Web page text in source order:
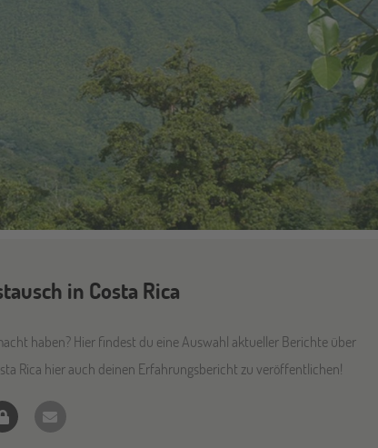
in Costa Rica
haben? Hier findest du eine Auswahl aktueller Berichte über
Rica hier auch deinen Erfahrungsbericht zu veröffentlichen!